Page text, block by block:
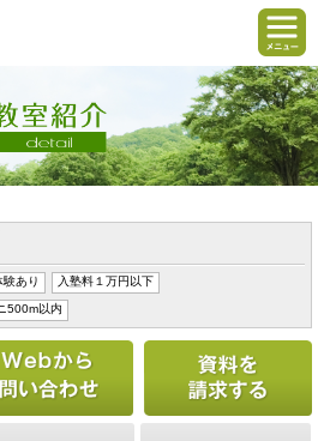
験あり 入塾料１万円以下
500m以内
問い合わせる Webから問い合わせ